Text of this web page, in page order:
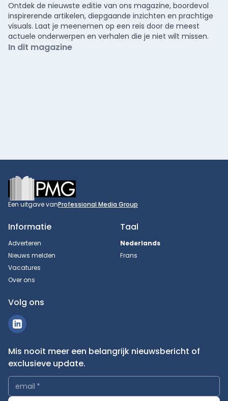
Ontdek de nieuwste editie van ons magazine, boordevol
inspirerende artikelen, diepgaande inzichten en prachtige
visuals. Laat je meenemen op een reis door de meest
actuele onderwerpen en verhalen die je niet wilt missen.
In dit magazine
Footer
Een uitgave vanProfessional Media Group
Informatie
Adverteren
Nieuws melden
Vacatures
Over ons
Taal
Nederlands
Frans
Volg ons
Mis nooit meer een belangrijk nieuwsbericht of
exclusieve update.
email *